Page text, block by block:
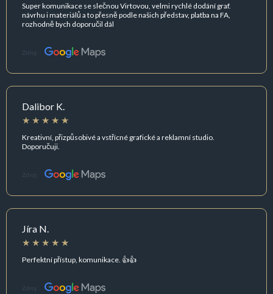
Super komunikace se slečnou Virtovou, velmi rychlé dodání graf.
návrhu i materiálů a to přesně podle našich představ, platba na FA,
rozhodně bych doporučil dál
Zdroj:
Dalibor K.
Kreativní, přizpůsobivé a vstřícné grafické a reklamní studio.
Doporučuji.
Zdroj:
Jíra N.
Perfektní přístup, komunikace. 👍👍
Zdroj: